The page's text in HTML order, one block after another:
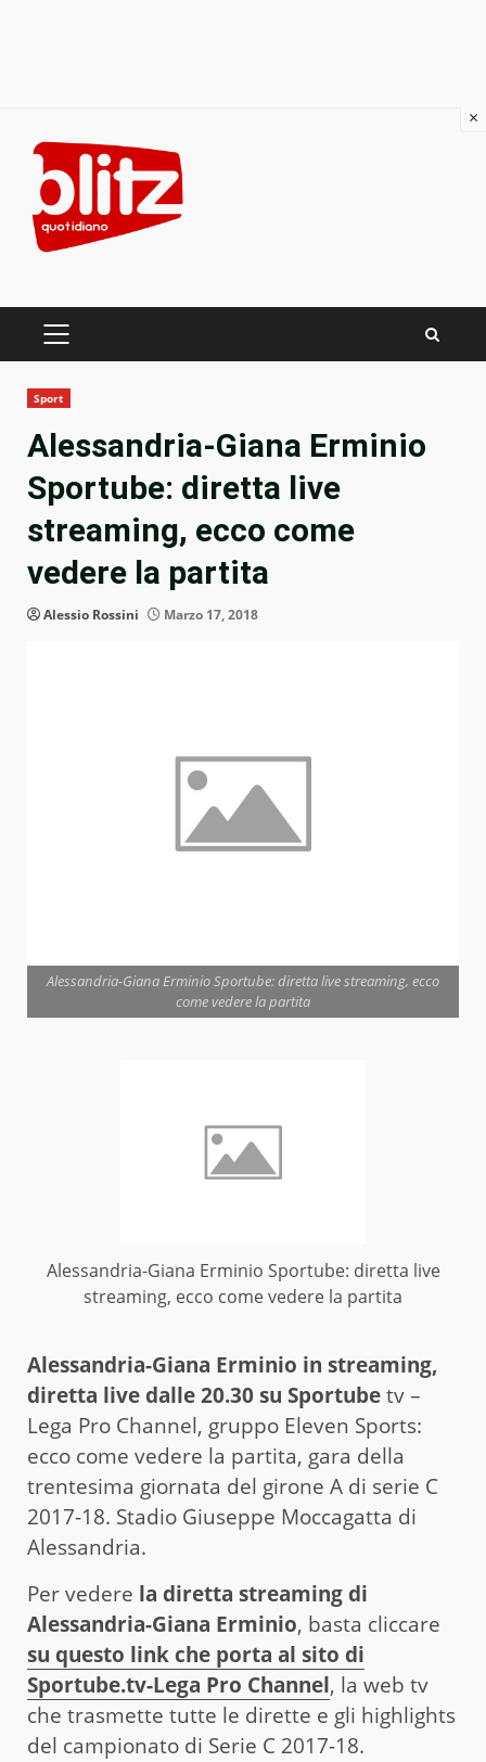
content
PRIMARY
Sport
Alessandria-Giana Erminio
Sportube: diretta live
streaming, ecco come
vedere la partita
Alessio Rossini Marzo 17, 2018
Alessandria-Giana Erminio Sportube: diretta live streaming, ecco
come vedere la partita
Alessandria-Giana Erminio Sportube: diretta live
streaming, ecco come vedere la partita
Alessandria-Giana Erminio in streaming,
diretta live dalle 20.30 su Sportubetv –
Lega Pro Channel, gruppo Eleven Sports:
ecco come vedere la partita, gara della
trentesima giornata del girone A di serie C
2017-18. Stadio Giuseppe Moccagatta di
Alessandria.
Per vedere la diretta streaming di
Alessandria-Giana Erminio, basta cliccare
su questo link che porta al sito di
Sportube.tv-Lega Pro Channel, la web tv
che trasmette tutte le dirette e gli highlights
del campionato di Serie C 2017-18.
×